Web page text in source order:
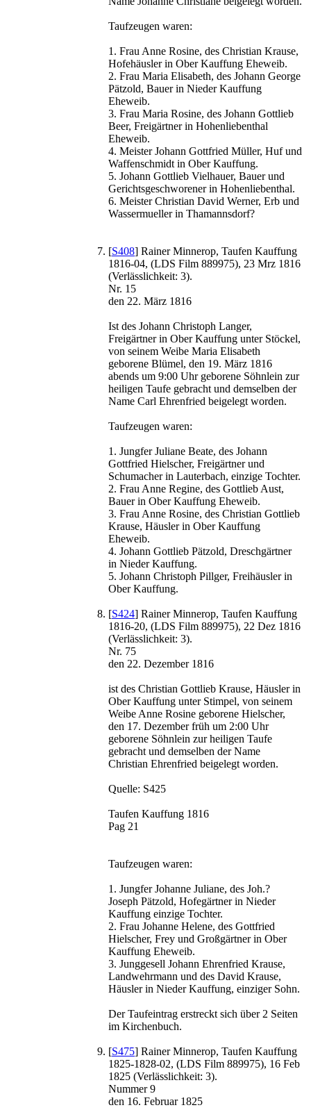
Taufzeugen waren:
1. Frau Anne Rosine, des Christian Krause,
Hofehäusler in Ober Kauffung Eheweib.
2. Frau Maria Elisabeth, des Johann George
Pätzold, Bauer in Nieder Kauffung
Eheweib.
3. Frau Maria Rosine, des Johann Gottlieb
Beer, Freigärtner in Hohenliebenthal
Eheweib.
4. Meister Johann Gottfried Müller, Huf und
Waffenschmidt in Ober Kauffung.
5. Johann Gottlieb Vielhauer, Bauer und
Gerichtsgeschworener in Hohenliebenthal.
6. Meister Christian David Werner, Erb und
Wassermueller in Thamannsdorf?
[S408] Rainer Minnerop, Taufen Kauffung
1816-04, (LDS Film 889975), 23 Mrz 1816
(Verlässlichkeit: 3).
Nr. 15
den 22. März 1816
Ist des Johann Christoph Langer,
Freigärtner in Ober Kauffung unter Stöckel,
von seinem Weibe Maria Elisabeth
geborene Blümel, den 19. März 1816
abends um 9:00 Uhr geborene Söhnlein zur
heiligen Taufe gebracht und demselben der
Name Carl Ehrenfried beigelegt worden.
Taufzeugen waren:
1. Jungfer Juliane Beate, des Johann
Gottfried Hielscher, Freigärtner und
Schumacher in Lauterbach, einzige Tochter.
2. Frau Anne Regine, des Gottlieb Aust,
Bauer in Ober Kauffung Eheweib.
3. Frau Anne Rosine, des Christian Gottlieb
Krause, Häusler in Ober Kauffung
Eheweib.
4. Johann Gottlieb Pätzold, Dreschgärtner
in Nieder Kauffung.
5. Johann Christoph Pillger, Freihäusler in
Ober Kauffung.
[S424] Rainer Minnerop, Taufen Kauffung
1816-20, (LDS Film 889975), 22 Dez 1816
(Verlässlichkeit: 3).
Nr. 75
den 22. Dezember 1816
ist des Christian Gottlieb Krause, Häusler in
Ober Kauffung unter Stimpel, von seinem
Weibe Anne Rosine geborene Hielscher,
den 17. Dezember früh um 2:00 Uhr
geborene Söhnlein zur heiligen Taufe
gebracht und demselben der Name
Christian Ehrenfried beigelegt worden.
Quelle: S425
Taufen Kauffung 1816
Pag 21
Taufzeugen waren:
1. Jungfer Johanne Juliane, des Joh.?
Joseph Pätzold, Hofegärtner in Nieder
Kauffung einzige Tochter.
2. Frau Johanne Helene, des Gottfried
Hielscher, Frey und Großgärtner in Ober
Kauffung Eheweib.
3. Junggesell Johann Ehrenfried Krause,
Landwehrmann und des David Krause,
Häusler in Nieder Kauffung, einziger Sohn.
Der Taufeintrag erstreckt sich über 2 Seiten
im Kirchenbuch.
[S475] Rainer Minnerop, Taufen Kauffung
1825-1828-02, (LDS Film 889975), 16 Feb
1825 (Verlässlichkeit: 3).
Nummer 9
den 16. Februar 1825